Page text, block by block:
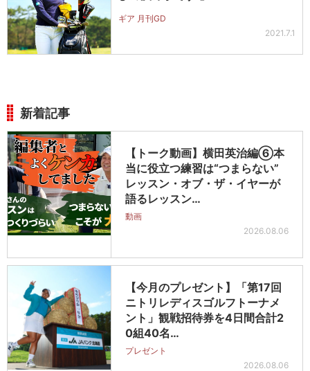
ギア 月刊GD
2021.7.1
新着記事
【トーク動画】横田英治編⑥本
当に役立つ練習は“つまらない”
レッスン・オブ・ザ・イヤーが
語るレッスン…
動画
2026.08.06
【今月のプレゼント】「第17回
ニトリレディスゴルフトーナメ
ント」観戦招待券を4日間合計2
0組40名…
プレゼント
2026.08.06